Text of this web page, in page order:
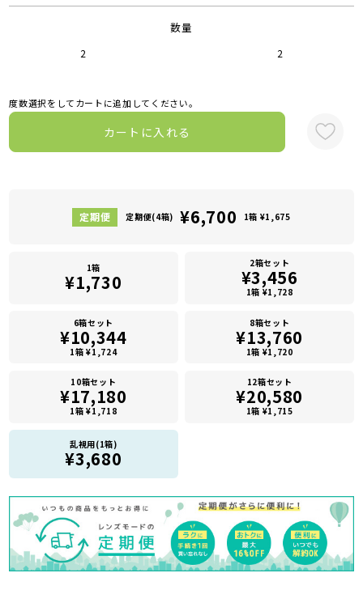
数量
2 2
度数選択をしてカートに追加してください。
カートに入れる
定期便(4箱) ¥6,700 1箱 ¥1,675
1箱
¥1,730
2箱セット
¥3,456
1箱 ¥1,728
6箱セット
¥10,344
1箱 ¥1,724
8箱セット
¥13,760
1箱 ¥1,720
10箱セット
¥17,180
1箱 ¥1,718
12箱セット
¥20,580
1箱 ¥1,715
乱視用(1箱)
¥3,680